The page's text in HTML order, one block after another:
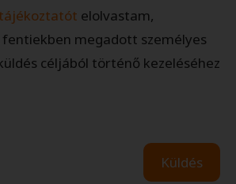
elolvastam,
megadott személyes
céljából történő kezeléséhez